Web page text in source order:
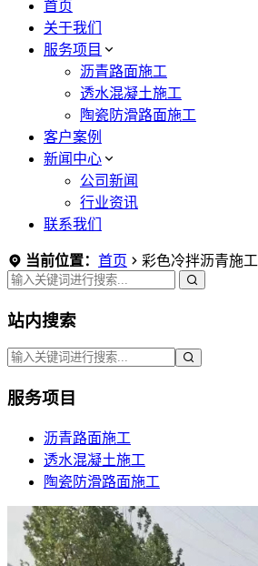
首页
关于我们
服务项目
沥青路面施工
透水混凝土施工
陶瓷防滑路面施工
客户案例
新闻中心
公司新闻
行业资讯
联系我们
当前位置： 首页 彩色冷拌沥青施工
站内搜索
服务项目
沥青路面施工
透水混凝土施工
陶瓷防滑路面施工